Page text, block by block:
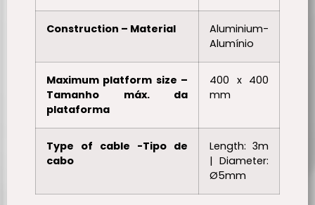
Construction – Material
Aluminium-
Alumínio
Maximum platform size –
Tamanho máx. da
plataforma
400 x 400
mm
Type of cable -Tipo de
cabo
Length: 3m
| Diameter:
Ø5mm